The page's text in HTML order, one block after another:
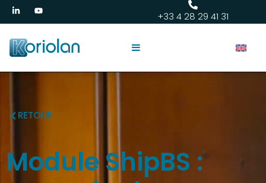
+33 4 28 29 41 31
RETOUR
Module ShipBS :